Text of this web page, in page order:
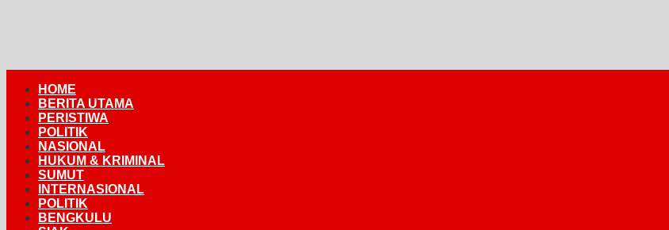
HOME
BERITA UTAMA
PERISTIWA
POLITIK
NASIONAL
HUKUM & KRIMINAL
SUMUT
INTERNASIONAL
POLITIK
BENGKULU